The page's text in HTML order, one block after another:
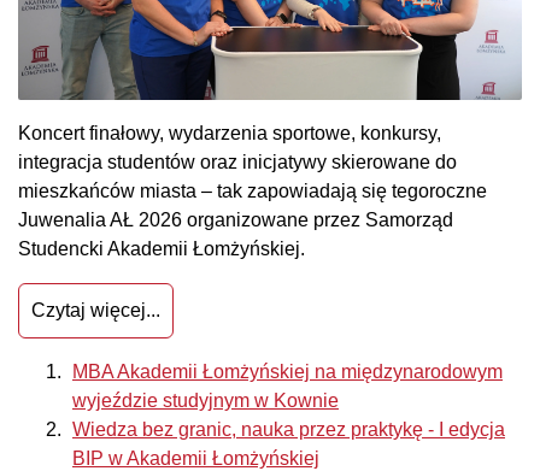
Koncert finałowy, wydarzenia sportowe, konkursy,
integracja studentów oraz inicjatywy skierowane do
mieszkańców miasta – tak zapowiadają się tegoroczne
Juwenalia AŁ 2026 organizowane przez Samorząd
Studencki Akademii Łomżyńskiej.
Czytaj więcej...
MBA Akademii Łomżyńskiej na międzynarodowym
wyjeździe studyjnym w Kownie
Wiedza bez granic, nauka przez praktykę - I edycja
BIP w Akademii Łomżyńskiej